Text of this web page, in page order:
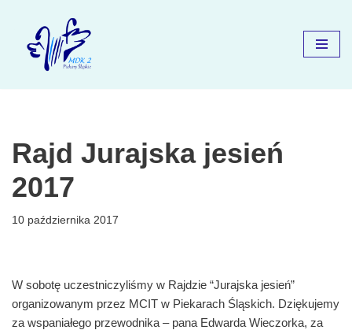
Przejdź
Rajd Jurajska jesień
2017
10 października 2017
W sobotę uczestniczyliśmy w Rajdzie “Jurajska jesień”
organizowanym przez MCIT w Piekarach Śląskich. Dziękujemy
za wspaniałego przewodnika – pana Edwarda Wieczorka, za